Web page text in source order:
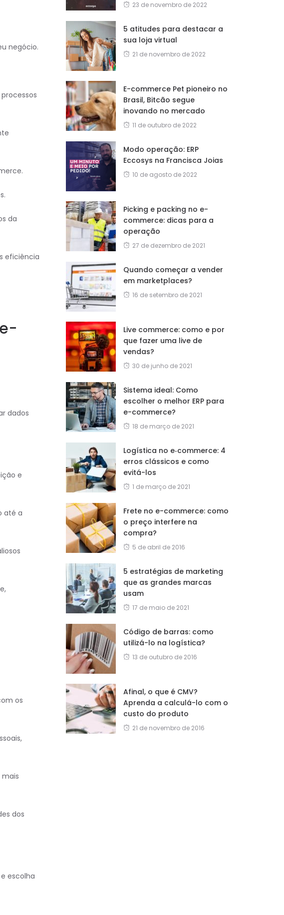
negócio.
da
eficiência
dados
e
até a
os
dos
escolha
23 de novembro de 2022
5 atitudes para destacar a
sua loja virtual
21 de novembro de 2022
E-commerce Pet pioneiro no
Brasil, Bitcão segue
inovando no mercado
11 de outubro de 2022
Modo operação: ERP
Eccosys na Francisca Joias
10 de agosto de 2022
Picking e packing no e-
commerce: dicas para a
operação
27 de dezembro de 2021
Quando começar a vender
em marketplaces?
16 de setembro de 2021
Live commerce: como e por
que fazer uma live de
vendas?
30 de junho de 2021
Sistema ideal: Como
escolher o melhor ERP para
e-commerce?
18 de março de 2021
Logística no e‑commerce: 4
erros clássicos e como
evitá-los
1 de março de 2021
Frete no e-commerce: como
o preço interfere na
compra?
5 de abril de 2016
5 estratégias de marketing
que as grandes marcas
usam
17 de maio de 2021
Código de barras: como
utilizá-lo na logística?
13 de outubro de 2016
Afinal, o que é CMV?
Aprenda a calculá-lo com o
custo do produto
21 de novembro de 2016